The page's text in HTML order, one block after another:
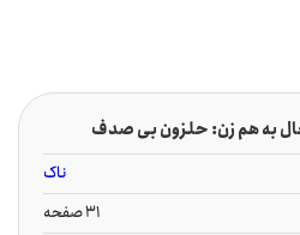
به هم زن: حلزون بی صدف
ناک
31 صفحه